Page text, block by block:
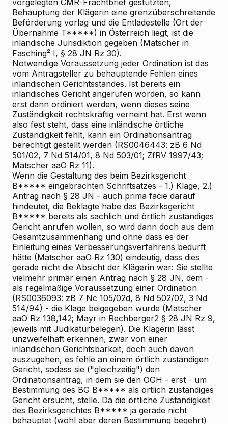
vorgelegten CMR-Frachtbrief gestützten,
Behauptung der Klägerin eine grenzüberschreitende
Beförderung vorlag und die Entladestelle (Ort der
Übernahme T*****) in Österreich liegt, ist die
inländische Jurisdiktion gegeben (Matscher in
Fasching² I, § 28 JN Rz 30).
Notwendige Voraussetzung jeder Ordination ist das
vom Antragsteller zu behauptende Fehlen eines
inländischen Gerichtsstandes. Ist bereits ein
inländisches Gericht angerufen worden, so kann
erst dann ordiniert werden, wenn dieses seine
Zuständigkeit rechtskräftig verneint hat. Erst wenn
also fest steht, dass eine inländische örtliche
Zuständigkeit fehlt, kann ein Ordinationsantrag
berechtigt gestellt werden (RS0046443: zB 6 Nd
501/02, 7 Nd 514/01, 8 Nd 503/01; ZfRV 1997/43;
Matscher aaO Rz 11).
Wenn die Gestaltung des beim Bezirksgericht
B***** eingebrachten Schriftsatzes - 1.) Klage, 2.)
Antrag nach § 28 JN - auch prima facie darauf
hindeutet, die Beklagte habe das Bezirksgericht
B***** bereits als sachlich und örtlich zuständiges
Gericht anrufen wollen, so wird dann doch aus dem
Gesamtzusammenhang und ohne dass es der
Einleitung eines Verbesserungsverfahrens bedurft
hätte (Matscher aaO Rz 130) eindeutig, dass dies
gerade nicht die Absicht der Klägerin war: Sie stellte
vielmehr primär einen Antrag nach § 28 JN, dem -
als regelmäßige Voraussetzung einer Ordination
(RS0036093: zB 7 Nc 105/02d, 8 Nd 502/02, 3 Nd
514/94) - die Klage beigegeben wurde (Matscher
aaO Rz 138,142; Mayr in Rechberger2 § 28 JN Rz 9,
jeweils mit Judikaturbelegen). Die Klägerin lässt
unzweifelhaft erkennen, zwar von einer
inländischen Gerichtsbarkeit, doch auch davon
auszugehen, es fehle an einem örtlich zuständigen
Gericht, sodass sie ("gleichzeitig") den
Ordinationsantrag, in dem sie den OGH - erst - um
Bestimmung des BG B***** als örtlich zuständiges
Gericht ersucht, stelle. Da die örtliche Zuständigkeit
des Bezirksgerichtes B***** ja gerade nicht
behauptet (wohl aber deren Bestimmung begehrt)